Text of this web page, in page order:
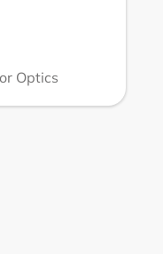
Optics